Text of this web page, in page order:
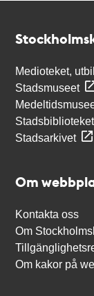
Medioteket,
Stadsmuseet
Stadsbiblioteket
Stadsarkivet
Om
Kontakta oss
Om
Om kakor på